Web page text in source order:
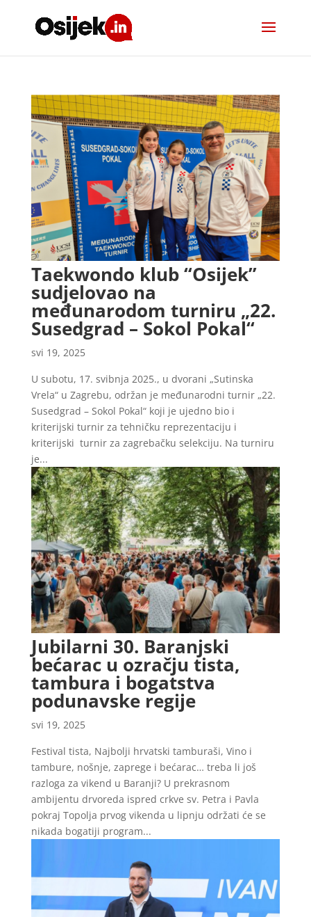
Taekwondo klub “Osijek”
sudjelovao na
međunarodom turniru „22.
Susedgrad – Sokol Pokal“
svi 19, 2025
U subotu, 17. svibnja 2025., u dvorani „Sutinska
Vrela“ u Zagrebu, održan je međunarodni turnir „22.
Susedgrad – Sokol Pokal“ koji je ujedno bio i
kriterijski turnir za tehničku reprezentaciju i
kriterijski turnir za zagrebačku selekciju. Na turniru
je...
Jubilarni 30. Baranjski
bećarac u ozračju tista,
tambura i bogatstva
podunavske regije
svi 19, 2025
Festival tista, Najbolji hrvatski tamburaši, Vino i
tambure, nošnje, zaprege i bećarac… treba li još
razloga za vikend u Baranji? U prekrasnom
ambijentu drvoreda ispred crkve sv. Petra i Pavla
pokraj Topolja prvog vikenda u lipnju održati će se
nikada bogatiji program...